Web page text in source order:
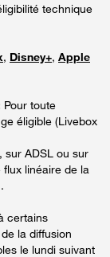
technique
, Disney+, Apple
Pour toute
éligible (Livebox
sur ADSL ou sur
linéaire de la
certains
la diffusion
le lundi suivant